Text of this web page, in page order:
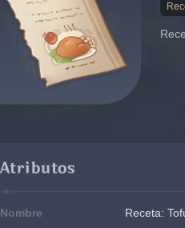
Atributos
Nombre Receta: